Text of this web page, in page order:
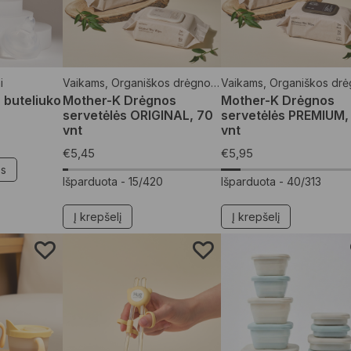
buteliuko
Vaikams Organiškos drėgnos servetėlės
Mother-K Drėgnos
servetėlės ORIGINAL, 70
vnt
€5,45
Išparduota -15/420
Į krepšelį
Vaikams Organiškos drėgnos
Mother-K Drėgnos
servetėlės
vnt
€5,95
Išparduota - 40/313
Į krepšelį